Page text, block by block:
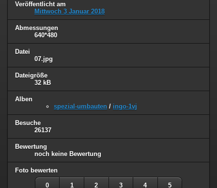
Veröffentlicht am
Mittwoch 3 Januar 2018
Abmessungen
640*480
Datei
07.jpg
Dateigröße
32 kB
Alben
spezial-umbauten / ingo-1vj
Besuche
26137
Bewertung
noch keine Bewertung
Foto bewerten
0 1 2 3 4 5